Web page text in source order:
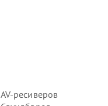
AV-ресиверов